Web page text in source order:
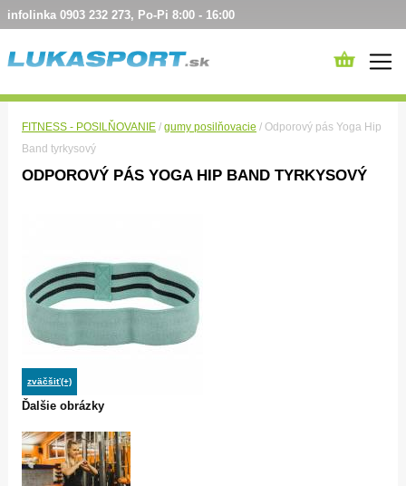
infolinka 0903 232 273, Po-Pi 8:00 - 16:00
FITNESS - POSILŇOVANIE / gumy posilňovacie / Odporový pás Yoga Hip
Band tyrkysový
ODPOROVÝ PÁS YOGA HIP BAND TYRKYSOVÝ
zväčšiť(+)
Ďalšie obrázky